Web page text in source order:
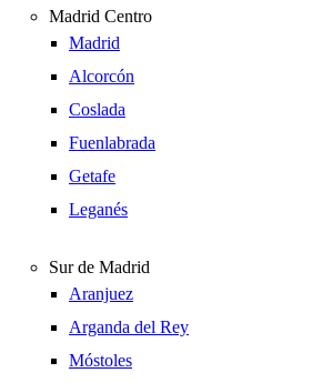
Madrid Centro
Madrid
Alcorcón
Coslada
Fuenlabrada
Getafe
Leganés
Sur de Madrid
Aranjuez
Arganda del Rey
Móstoles